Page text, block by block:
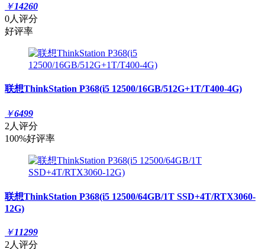
￥14260
0人评分
好评率
联想ThinkStation P368(i5 12500/16GB/512G+1T/T400-4G)
￥6499
2人评分
100%好评率
联想ThinkStation P368(i5 12500/64GB/1T SSD+4T/RTX3060-
12G)
￥11299
2人评分